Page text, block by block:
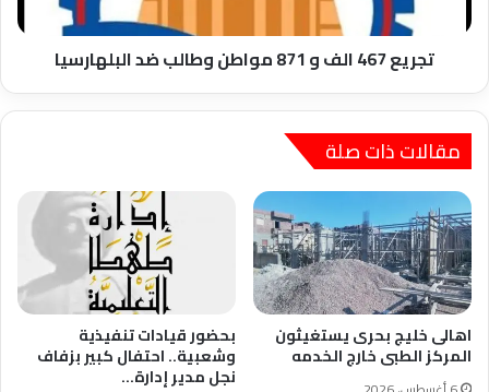
البلهارسيا
تجريع 467 الف و 871 مواطن وطالب ضد البلهارسيا
مقالات ذات صلة
اهالى خليج بحرى يستغيثون
المركز الطبى خارج الخدمه
بحضور قيادات تنفيذية
وشعبية.. احتفال كبير بزفاف
نجل مدير إدارة…